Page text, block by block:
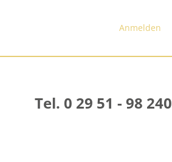
Anmelden
Tel. 0 29 51 - 98 240